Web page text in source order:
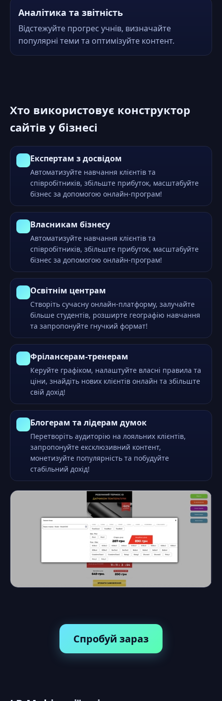
Аналітика та звітність
Відстежуйте прогрес учнів, визначайте
популярні теми та оптимізуйте контент.
Хто використовує конструктор
сайтів у бізнесі
Експертам з досвідом
Автоматизуйте навчання клієнтів та
співробітників, збільште прибуток, масштабуйте
бізнес за допомогою онлайн-програм!
Власникам бізнесу
Автоматизуйте навчання клієнтів та
співробітників, збільште прибуток, масштабуйте
бізнес за допомогою онлайн-програм!
Освітнім центрам
Створіть сучасну онлайн-платформу, залучайте
більше студентів, розширте географію навчання
та запропонуйте гнучкий формат!
Фрілансерам-тренерам
Керуйте графіком, налаштуйте власні правила та
ціни, знайдіть нових клієнтів онлайн та збільште
свій дохід!
Блогерам та лідерам думок
Перетворіть аудиторію на лояльних клієнтів,
запропонуйте ексклюзивний контент,
монетизуйте популярність та побудуйте
стабільний дохід!
Спробуй зараз